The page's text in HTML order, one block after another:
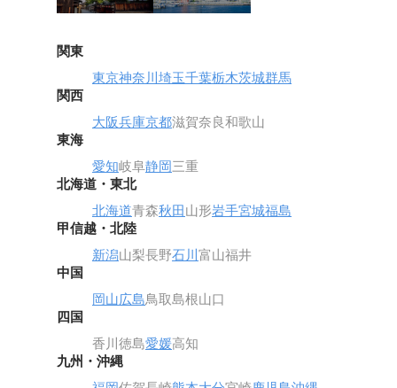
関東
東京神奈川埼玉千葉栃木茨城群馬
関西
大阪兵庫京都滋賀奈良和歌山
東海
愛知岐阜静岡三重
北海道・東北
北海道青森秋田山形岩手宮城福島
甲信越・北陸
新潟山梨長野石川富山福井
中国
岡山広島鳥取島根山口
四国
香川徳島愛媛高知
九州・沖縄